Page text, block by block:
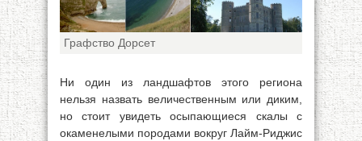
Графство Дорсет
Ни один из ландшафтов этого региона
нельзя назвать величественным или диким,
но стоит увидеть осыпающиеся скалы с
окаменелыми породами вокруг Лайм-Риджис